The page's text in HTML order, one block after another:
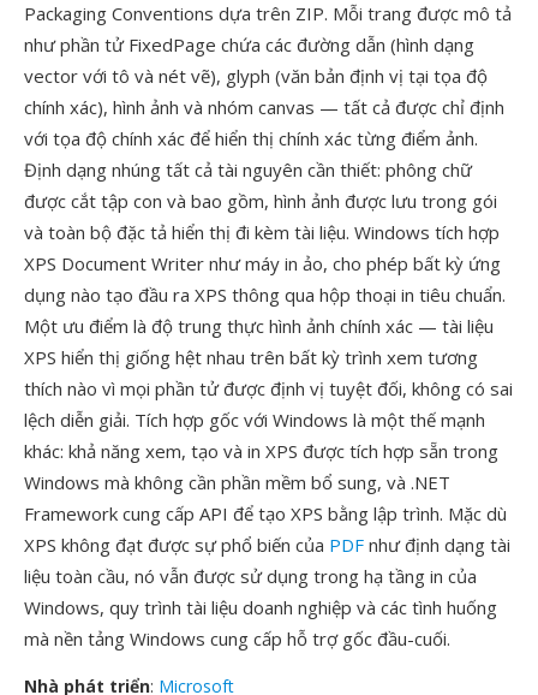
Packaging Conventions dựa trên ZIP. Mỗi trang được mô tả
như phần tử FixedPage chứa các đường dẫn (hình dạng
vector với tô và nét vẽ), glyph (văn bản định vị tại tọa độ
chính xác), hình ảnh và nhóm canvas — tất cả được chỉ định
với tọa độ chính xác để hiển thị chính xác từng điểm ảnh.
Định dạng nhúng tất cả tài nguyên cần thiết: phông chữ
được cắt tập con và bao gồm, hình ảnh được lưu trong gói
và toàn bộ đặc tả hiển thị đi kèm tài liệu. Windows tích hợp
XPS Document Writer như máy in ảo, cho phép bất kỳ ứng
dụng nào tạo đầu ra XPS thông qua hộp thoại in tiêu chuẩn.
Một ưu điểm là độ trung thực hình ảnh chính xác — tài liệu
XPS hiển thị giống hệt nhau trên bất kỳ trình xem tương
thích nào vì mọi phần tử được định vị tuyệt đối, không có sai
lệch diễn giải. Tích hợp gốc với Windows là một thế mạnh
khác: khả năng xem, tạo và in XPS được tích hợp sẵn trong
Windows mà không cần phần mềm bổ sung, và .NET
Framework cung cấp API để tạo XPS bằng lập trình. Mặc dù
XPS không đạt được sự phổ biến của PDF như định dạng tài
liệu toàn cầu, nó vẫn được sử dụng trong hạ tầng in của
Windows, quy trình tài liệu doanh nghiệp và các tình huống
mà nền tảng Windows cung cấp hỗ trợ gốc đầu-cuối.
Nhà phát triển: Microsoft